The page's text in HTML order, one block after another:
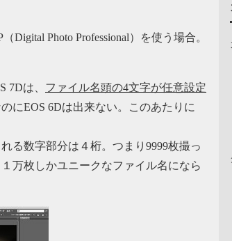
Digital Photo Professional）を使う場合。
7Dは、 ファイル名頭の4文字が任意設定
にEOS 6Dは出来ない。このあたりに
る数字部分は４桁。つまり9999枚撮っ
万枚しかユニークなファイル名になら